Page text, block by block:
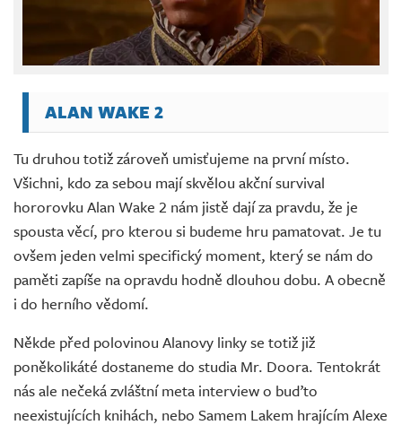
ALAN WAKE 2
Tu druhou totiž zároveň umisťujeme na první místo.
Všichni, kdo za sebou mají skvělou akční survival
hororovku Alan Wake 2 nám jistě dají za pravdu, že je
spousta věcí, pro kterou si budeme hru pamatovat. Je tu
ovšem jeden velmi specifický moment, který se nám do
paměti zapíše na opravdu hodně dlouhou dobu. A obecně
i do herního vědomí.
Někde před polovinou Alanovy linky se totiž již
poněkolikáté dostaneme do studia Mr. Doora. Tentokrát
nás ale nečeká zvláštní meta interview o buďto
neexistujících knihách, nebo Samem Lakem hrajícím Alexe